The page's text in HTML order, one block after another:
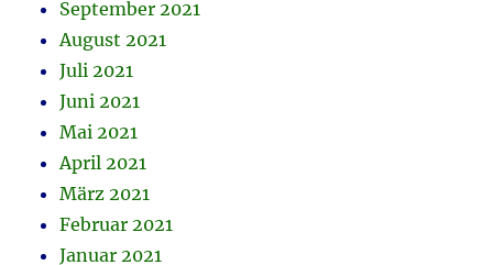
September 2021
August 2021
Juli 2021
Juni 2021
Mai 2021
April 2021
März 2021
Februar 2021
Januar 2021